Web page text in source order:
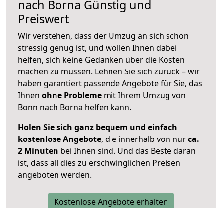
nach Borna Günstig und
Preiswert
Wir verstehen, dass der Umzug an sich schon
stressig genug ist, und wollen Ihnen dabei
helfen, sich keine Gedanken über die Kosten
machen zu müssen. Lehnen Sie sich zurück – wir
haben garantiert passende Angebote für Sie, das
Ihnen ohne Probleme mit Ihrem Umzug von
Bonn nach Borna helfen kann.
Holen Sie sich ganz bequem und einfach
kostenlose Angebote, die innerhalb von nurca.
2 Minuten bei Ihnen sind. Und das Beste daran
ist, dass all dies zu erschwinglichen Preisen
angeboten werden.
Kostenlose Angebote erhalten